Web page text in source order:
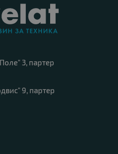
3, партер
9, партер